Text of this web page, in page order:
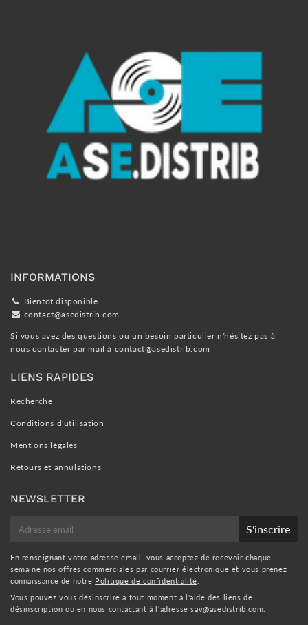
INFORMATIONS
Bientôt disponible
contact@asedistrib.com
Si vous avez des questions ou un besoin particulier n'hésitez pas à
nous contacter par mail à contact@asedistrib.com
LIENS RAPIDES
Recherche
Conditions d'utilisation
Mentions légales
Retours et annulations
NEWSLETTER
mail
S'inscrire
En renseignant votre adresse email, vous acceptez de recevoir chaque
semaine nos offres commerciales par courrier électronique et vous prenez
connaissance de notre Politique de confidentialité
Vous pouvez vous désinscrire à tout moment à l'aide des liens de
désinscription ou en nous contactant à l'adressesav@asedistrib.com